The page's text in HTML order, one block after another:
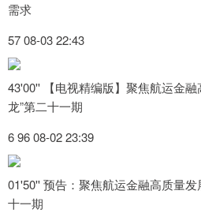
需求
57 08-03 22:43
43'00'' 【电视精编版】聚焦航运金
龙”第二十一期
6 96 08-02 23:39
01'50'' 预告：聚焦航运金融高质量发
十一期